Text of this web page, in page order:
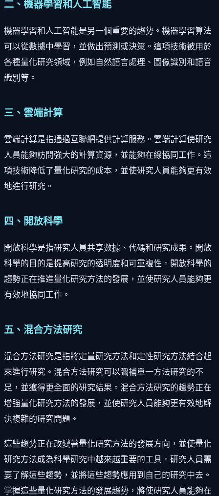
二、機器學習和人工智能
機器學習和人工智能是另一個重要的趨勢。機器學習算法
可以從數據中學習，並做出預測或決策。這項技術被用於
各種量化研究領域，例如自然語言處理、圖像識別和語音
識別等。
三、雲端計算
雲端計算是指通過互聯網提供計算服務。雲端計算使研究
人員能夠訪問強大的計算資源，並能夠在線協同工作。這
項技術降低了量化研究的成本，並使研究人員能夠更有效
地進行研究。
四、開放科學
開放科學是指研究人員共享數據、代碼和研究成果。開放
科學的目的是提高研究的透明度和可重複性。開放科學的
趨勢正在推進量化研究方法的發展，並使研究人員能夠更
有效地協同工作。
五、混合方法研究
混合方法研究是指將定量研究方法和定性研究方法結合起
來進行研究。混合方法研究可以彌補單一方法研究的不
足，並獲得更全面的研究結果。混合方法研究的趨勢正在
增強量化研究方法的發展，並使研究人員能夠更有效地解
決複雜的研究問題。
這些趨勢正在改變著量化研究方法的發展方向，並使量化
研究方法成為科學研究中越來越重要的工具。研究人員需
要了解這些趨勢，並將這些趨勢應用到自己的研究中去。
掌握這些量化研究方法的發展趨勢，將使研究人員能夠在